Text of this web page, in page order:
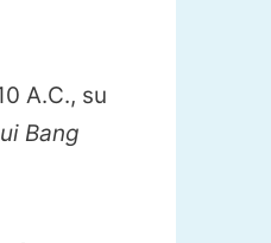
A.C., su
Bang